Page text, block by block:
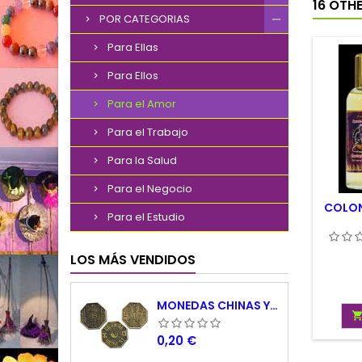
POR CATEGORIAS
Para Ellas
Para Ellos
Para el Amor
Para el Trabajo
Para la Salud
Para el Negocio
Para el Estudio
LOS MÁS VENDIDOS
MONEDAS CHINAS YING YANG
Precio
0,20 €
16